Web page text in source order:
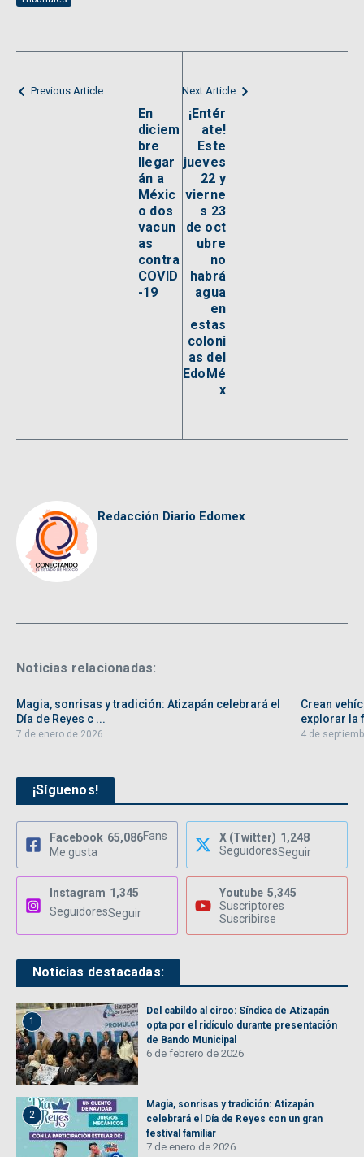
Previous Article
En
diciem
bre
llegar
án a
Méxic
o dos
vacun
as
contra
COVID
-19
Next Article
¡Entér
ate!
Este
jueves
22 y
vierne
s 23
de oct
ubre
no
habrá
agua
en
estas
coloni
as del
EdoMé
x
Redacción Diario Edomex
Noticias relacionadas:
Magia, sonrisas y tradición: Atizapán celebrará el
Día de Reyes c ...
7 de enero de 2026
Crean
explorar la
4 de
¡Síguenos!
Facebook 65,086Fans
Me gusta
X (Twitter) 1,248
SeguidoresSeguir
Instagram 1,345
SeguidoresSeguir
Youtube 5,345
Suscriptores
Suscribirse
Noticias destacadas:
1
Del cabildo al circo: Síndica de Atizapán
opta por el ridículo durante presentación
de Bando Municipal
6 de febrero de 2026
2
Magia, sonrisas y tradición: Atizapán
celebrará el Día de Reyes con un gran
festival familiar
7 de enero de 2026